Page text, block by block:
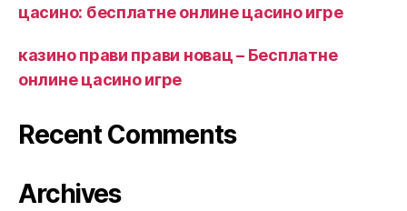
цасино: бесплатне онлине цасино игре
казино прави прави новац – Бесплатне
онлине цасино игре
Recent Comments
Archives